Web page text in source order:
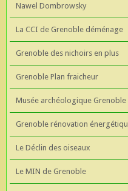
Nawel Dombrowsky
La CCI de Grenoble déménage
Grenoble des nichoirs en plus
Grenoble Plan fraicheur
Musée archéologique Grenoble
Grenoble rénovation énergétiqu
Le Déclin des oiseaux
Le MIN de Grenoble